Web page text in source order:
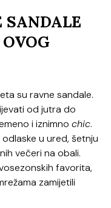
SANDALE
su ravne sandale.
od jutra do
i iznimnochic.
u ured, šetnju
večeri na obali.
favorita,
zamijetili